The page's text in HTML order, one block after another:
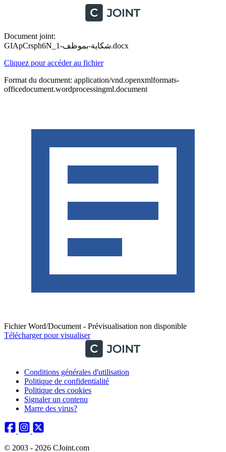
Document joint:
GIApCrsph6N_شكاية-بموظف-1.docx
Cliquez pour accéder au fichier
Format du document: application/vnd.openxmlformats-
officedocument.wordprocessingml.document
Fichier Word/Document - Prévisualisation non disponible
Télécharger pour visualiser
Conditions générales d'utilisation
Politique de confidentialité
Politique des cookies
Signaler un contenu
Marre des virus?
© 2003 - 2026 CJoint.com